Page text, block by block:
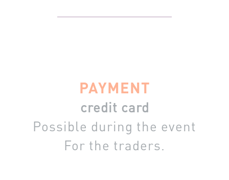
PAYMENT
credit card
Possible during the event
For the traders.